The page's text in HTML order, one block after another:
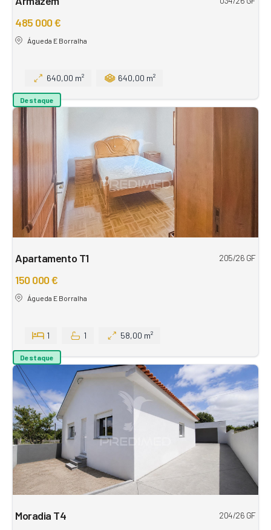
485 000 €
Águeda E Borralha
640,00 m² 640,00 m²
Destaque
Apartamento T1 205/26 GF
150 000 €
Águeda E Borralha
1 1 58,00 m²
Destaque
Moradia T4 204/26 GF